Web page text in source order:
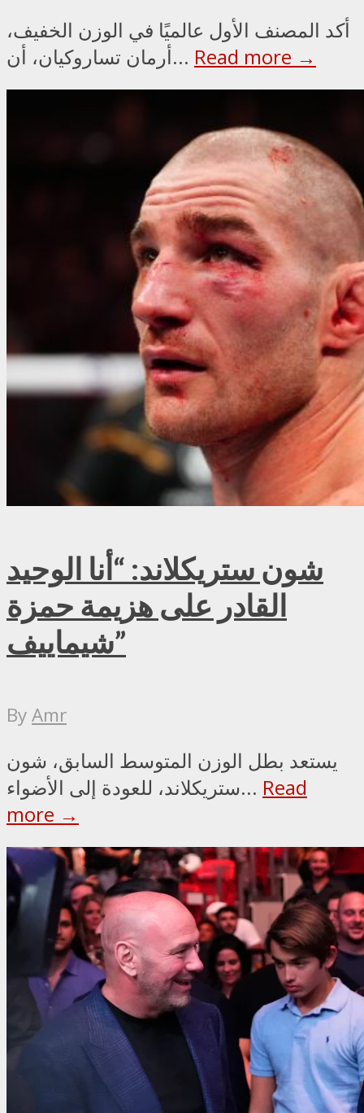
أكد المصنف الأول عالميًا في الوزن الخفيف،
أرمان تساروكيان، أن... Read more →
شون ستريكلاند: “أنا الوحيد
القادر على هزيمة حمزة
شيماييف”
ByAmr
يستعد بطل الوزن المتوسط السابق، شون
ستريكلاند، للعودة إلى الأضواء... Read
more →